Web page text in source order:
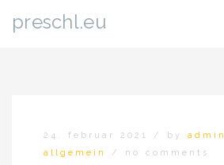
preschl.eu
24. februar 2021 / by admin
allgemein
/ no comments